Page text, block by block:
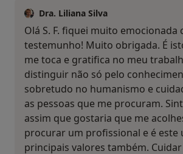
Dra. Liliana Silva
Olá S. F. fiquei muito emocionada
testemunho! Muito obrigada. É
me toca e gratifica no meu
distinguir não só pelo
sobretudo no humanismo e
as pessoas que me procuram.
assim que gostaria que me
procurar um profissional e é este
principais valores também.